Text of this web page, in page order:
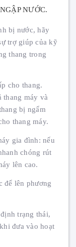
NƯỚC.
bị nước, hãy
trợ giúp của kỹ
thang trong
cho thang.
thang máy và
bị ngấm
thang máy.
gia đình: nếu
chóng rút
lên cao.
để lên phương
trạng thái,
đưa vào hoạt